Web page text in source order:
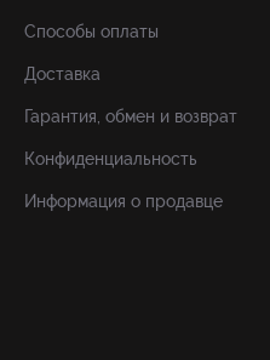
Способы оплаты
Доставка
Гарантия, обмен и возврат
Конфиденциальность
Информация о продавце